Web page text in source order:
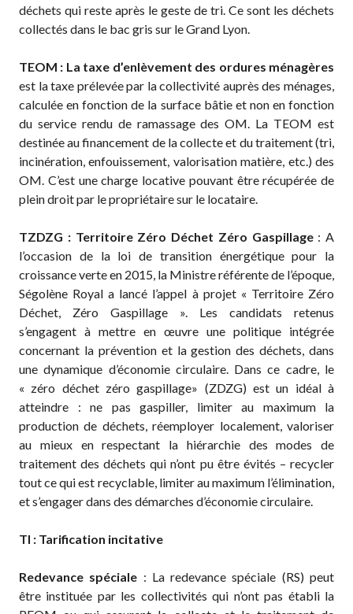
déchets qui reste après le geste de tri. Ce sont les déchets
collectés dans le bac gris sur le Grand Lyon.
TEOM : La taxe d’enlèvement des ordures ménagères
est la taxe prélevée par la collectivité auprès des ménages,
calculée en fonction de la surface bâtie et non en fonction
du service rendu de ramassage des OM. La TEOM est
destinée au financement de la collecte et du traitement (tri,
incinération, enfouissement, valorisation matière, etc.) des
OM. C’est une charge locative pouvant être récupérée de
plein droit par le propriétaire sur le locataire.
TZDZG : Territoire Zéro Déchet Zéro Gaspillage: A
l’occasion de la loi de transition énergétique pour la
croissance verte en 2015, la Ministre référente de l’époque,
Ségolène Royal a lancé l’appel à projet « Territoire Zéro
Déchet, Zéro Gaspillage ». Les candidats retenus
s’engagent à mettre en œuvre une politique intégrée
concernant la prévention et la gestion des déchets, dans
une dynamique d’économie circulaire. Dans ce cadre, le
« zéro déchet zéro gaspillage» (ZDZG) est un idéal à
atteindre : ne pas gaspiller, limiter au maximum la
production de déchets, réemployer localement, valoriser
au mieux en respectant la hiérarchie des modes de
traitement des déchets qui n’ont pu être évités – recycler
tout ce qui est recyclable, limiter au maximum l’élimination,
et s’engager dans des démarches d’économie circulaire.
TI : Tarification incitative
Redevance spéciale : La redevance spéciale (RS) peut
être instituée par les collectivités qui n’ont pas établi la